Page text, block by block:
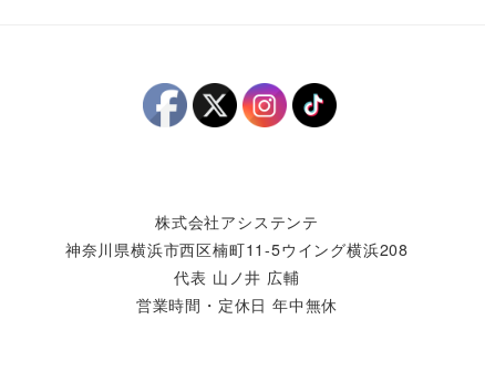
株式会社アシステンテ
神奈川県横浜市西区楠町11-5ウイング横浜208
代表 山ノ井 広輔
営業時間・定休日 年中無休